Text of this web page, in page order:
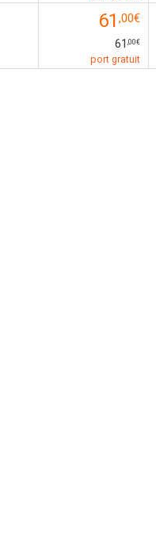
61 ,00€
61 ,00€
port gratuit